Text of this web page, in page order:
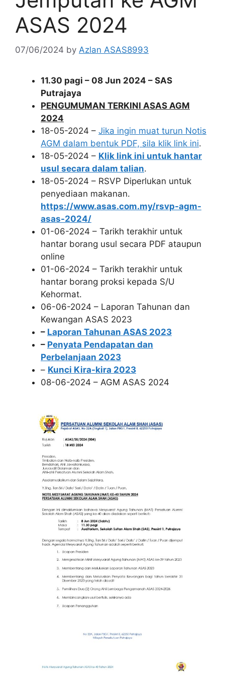
ASAS 2024
07/06/2024 by Azlan ASAS8993
11.30 pagi – 08 Jun 2024 – SAS
Putrajaya
PENGUMUMAN TERKINI ASAS AGM
2024
18-05-2024 – Jika ingin muat turun Notis
AGM dalam bentuk PDF, sila klik link ini.
18-05-2024 – Klik link ini untuk hantar
usul secara dalam talian.
18-05-2024 – RSVP Diperlukan untuk
penyediaan makanan.
https://www.asas.com.my/rsvp-agm-
asas-2024/
01-06-2024 – Tarikh terakhir untuk
hantar borang usul secara PDF ataupun
online
01-06-2024 – Tarikh terakhir untuk
hantar borang proksi kepada S/U
Kehormat.
06-06-2024 – Laporan Tahunan dan
Kewangan ASAS 2023
– Laporan Tahunan ASAS 2023
– Penyata Pendapatan dan
Perbelanjaan 2023
– Kunci Kira-kira 2023
08-06-2024 – AGM ASAS 2024